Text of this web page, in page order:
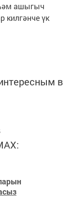
ашыгыч
килгәнче үк
в